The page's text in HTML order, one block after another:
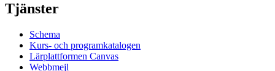
Tjänster
Schema
Kurs- och programkatalogen
Lärplattformen Canvas
Webbmejl